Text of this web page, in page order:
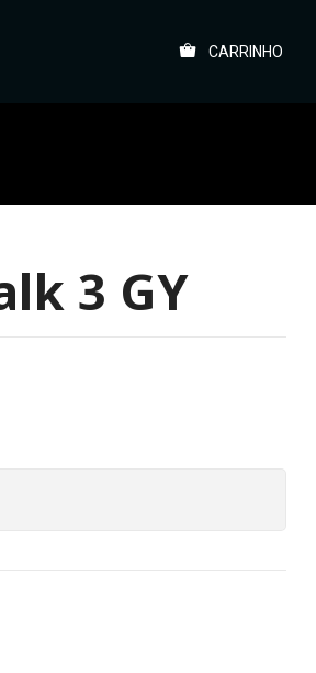
CARRINHO
3 GY